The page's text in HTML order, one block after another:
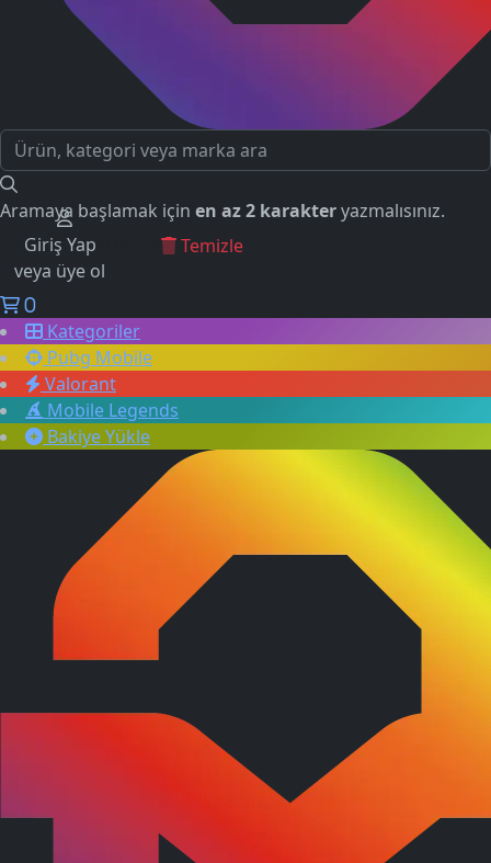
Aramaya başlamak için en az 2 karakteryazmalısınız.
GEÇMİŞ ARAMALAR
Temizle
Giriş Yap
veya üye ol
0
Kategoriler
Pubg Mobile
Valorant
Mobile Legends
Bakiye Yükle